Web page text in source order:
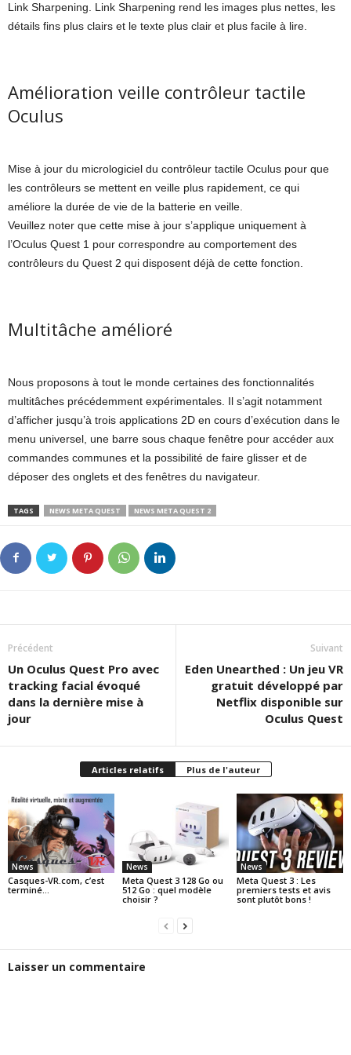
Link Sharpening. Link Sharpening rend les images plus nettes, les
détails fins plus clairs et le texte plus clair et plus facile à lire.
Amélioration veille contrôleur tactile
Oculus
Mise à jour du micrologiciel du contrôleur tactile Oculus pour que
les contrôleurs se mettent en veille plus rapidement, ce qui
améliore la durée de vie de la batterie en veille.
Veuillez noter que cette mise à jour s’applique uniquement à
l’Oculus Quest 1 pour correspondre au comportement des
contrôleurs du Quest 2 qui disposent déjà de cette fonction.
Multitâche amélioré
Nous proposons à tout le monde certaines des fonctionnalités
multitâches précédemment expérimentales. Il s’agit notamment
d’afficher jusqu’à trois applications 2D en cours d’exécution dans le
menu universel, une barre sous chaque fenêtre pour accéder aux
commandes communes et la possibilité de faire glisser et de
déposer des onglets et des fenêtres du navigateur.
TAGS NEWS META QUEST NEWS META QUEST 2
Précédent
Un Oculus Quest Pro avec
tracking facial évoqué
dans la dernière mise à
jour
Suivant
Eden Unearthed : Un jeu VR
gratuit développé par
Netflix disponible sur
Oculus Quest
Articles relatifs Plus de l'auteur
News
Casques-VR.com, c’est
terminé…
News
Meta Quest 3 128 Go ou
512 Go : quel modèle
choisir ?
News
Meta Quest 3 : Les
premiers tests et avis
sont plutôt bons !
Laisser un commentaire